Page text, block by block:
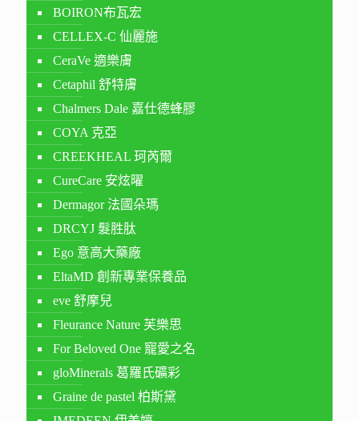
BOIRON布瓦宏
CELLEX-C 仙麗施
CeraVe 適樂膚
Cetaphil 舒特膚
Chalmers Dale 嘉仕德蜂膠
COYA 克亞
CREEKHEAL 珂芮爾
CureCare 安炫曜
Dermagor 法國朵瑪
DRCYJ 髮胜肽
Ego 意高大藥廠
EltaMD 創新專業保養品
eve 舒摩兒
Fleurance Nature 芙樂思
For Beloved One 寵愛之名
gloMinerals 葛羅氏礦彩
Graine de pastel 柏斯黛